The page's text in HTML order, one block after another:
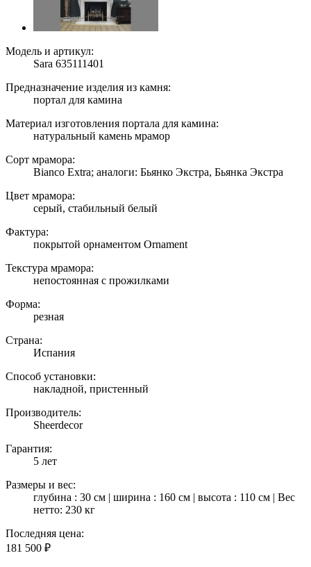
Модель и артикул:
Sara 635111401
Предназначение изделия из камня:
портал для камина
Материал изготовления портала для камина:
натуральный камень мрамор
Сорт мрамора:
Bianco Extra; аналоги: Бьянко Экстра, Бьянка Экстра
Цвет мрамора:
серый, стабильный белый
Фактура:
покрытой орнаментом Ornament
Текстура мрамора:
непостоянная с прожилками
Форма:
резная
Страна:
Испания
Способ установки:
накладной, пристенный
Производитель:
Sheerdecor
Гарантия:
5 лет
Размеры и вес:
глубина : 30 см | ширина : 160 см | высота : 110 см | Вес
нетто: 230 кг
Последняя цена:
181 500 ₽